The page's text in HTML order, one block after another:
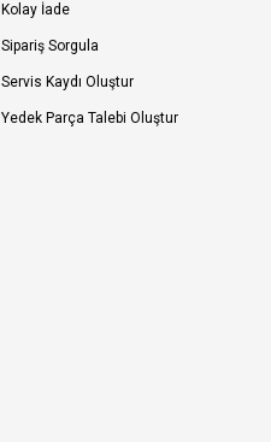
Kolay İade
Sipariş Sorgula
Servis Kaydı Oluştur
Yedek Parça Talebi Oluştur